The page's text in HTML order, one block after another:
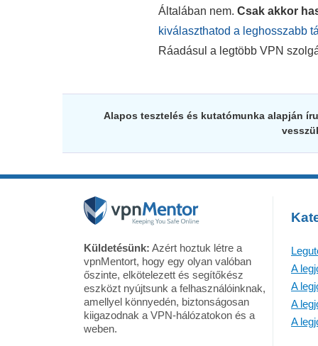
Általában nem. Csak akkor
kiválaszthatod a leghosszabb
Ráadásul a legtöbb VPN
Alapos tesztelés és kutatómunka alapján
Küldetésünk: Azért hoztuk létre a
vpnMentort, hogy egy olyan valóban
őszinte, elkötelezett és segítőkész
eszközt nyújtsunk a felhasználóinknak,
amellyel könnyedén, biztonságosan
kiigazodnak a VPN-hálózatokon és a
weben.
A
A
A
A